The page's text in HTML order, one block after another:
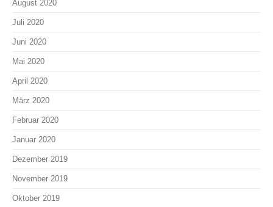
August 2020
Juli 2020
Juni 2020
Mai 2020
April 2020
März 2020
Februar 2020
Januar 2020
Dezember 2019
November 2019
Oktober 2019